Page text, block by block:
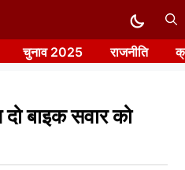
चुनाव 2025 राजनीति
बाइक सवार को